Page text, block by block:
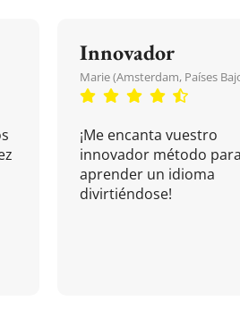
Innovador
Marie (Amsterdam, Países
¡Me encanta vuestro
innovador método para
aprender un idioma
divirtiéndose!